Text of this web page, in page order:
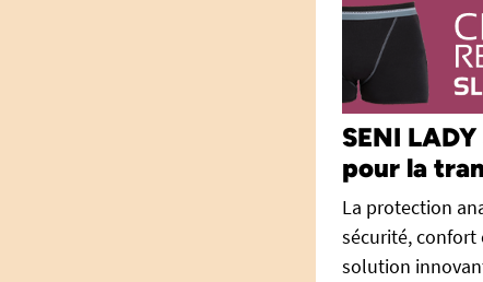
SENI
pour la
La protection
sécurité, confort
solution